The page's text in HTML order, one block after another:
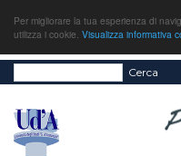
Per migliorare la tua esperienza di
utilizza i cookie. Visualizza informativa
Cerca